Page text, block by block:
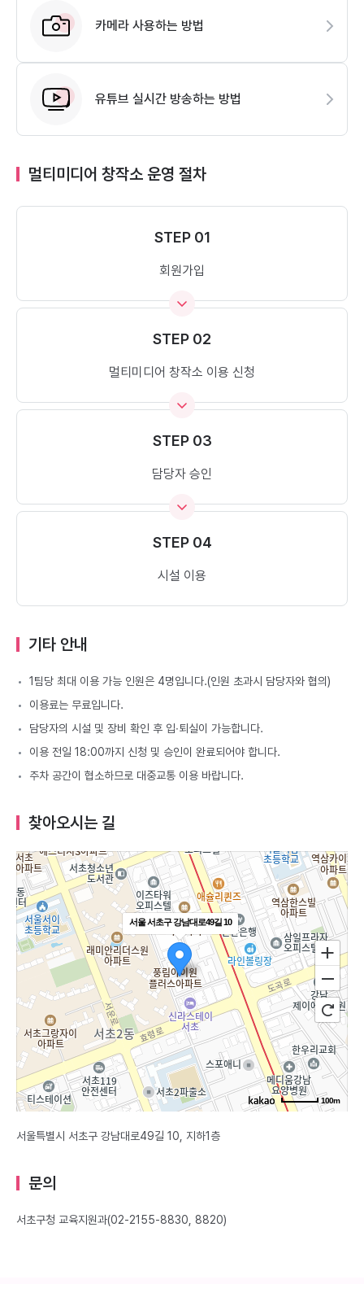
카메라 사용하는 방법
유튜브 실시간 방송하는 방법
멀티미디어 창작소 운영 절차
STEP 01
회원가입
STEP 02
멀티미디어 창작소 이용 신청
STEP 03
담당자 승인
STEP 04
시설 이용
기타 안내
1팀당 최대 이용 가능 인원은 4명입니다.(인원 초과시 담당자와 협의)
이용료는 무료입니다.
담당자의 시설 및 장비 확인 후 입∙퇴실이 가능합니다.
이용 전일 18:00까지 신청 및 승인이 완료되어야 합니다.
주차 공간이 협소하므로 대중교통 이용 바랍니다.
찾아오시는 길
서울 서초구 강남대로49길 10
100m
서울특별시 서초구 강남대로49길 10, 지하1층
문의
서초구청 교육지원과(02-2155-8830, 8820)